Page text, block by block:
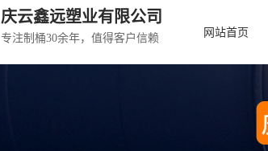
庆云鑫远塑业有限公司
专注制桶30余年，值得客户信赖 网站首页